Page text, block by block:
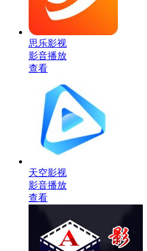
思乐影视
影音播放
查看
天空影视
影音播放
查看